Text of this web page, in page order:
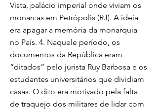
Vista, palácio imperial onde viviam os
monarcas em Petrópolis (RJ). A ideia
era apagar a memória da monarquia
no País. 4. Naquele período, os
documentos da República eram
“ditados” pelo jurista Ruy Barbosa e os
estudantes universitários que dividiam
casas. O dito era motivado pela falta
de traquejo dos militares de lidar com